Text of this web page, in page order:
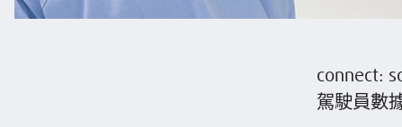
connect:
駕駛員數